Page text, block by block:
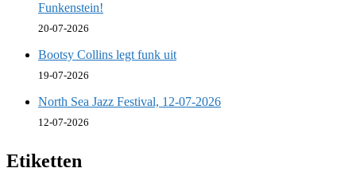
Funkenstein!
20-07-2026
Bootsy Collins legt funk uit
19-07-2026
North Sea Jazz Festival, 12-07-2026
12-07-2026
Etiketten